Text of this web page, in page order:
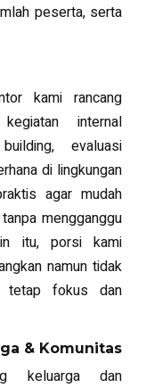
peserta, serta
kami rancang
internal
evaluasi
di lingkungan
agar mudah
mengganggu
itu, porsi kami
namun tidak
tetap fokus dan
& Komunitas
keluarga dan